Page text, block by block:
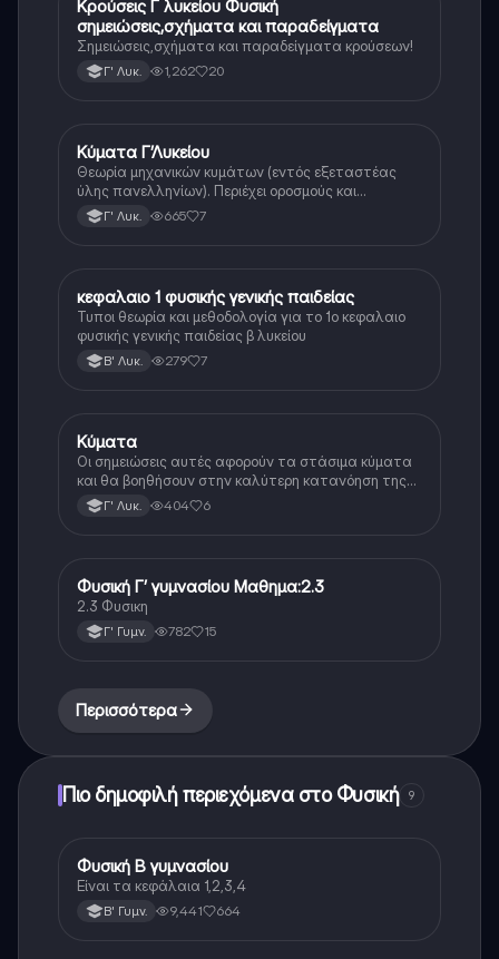
Φυσική (Θετ.)
Κρούσεις Γ λυκείου Φυσική
σημειώσεις,σχήματα και παραδείγματα
Σημειώσεις,σχήματα και παραδείγματα κρούσεων!
Γ' Λυκ. 1,262 20
Φυσική
Κύματα Γ’Λυκείου
Θεωρία μηχανικών κυμάτων (εντός εξεταστέας
ύλης πανελληνίων). Περιέχει οροσμούς και
αποδείξεις
Γ' Λυκ. 665 7
Φυσική
κεφαλαιο 1 φυσικής γενικής παιδείας
Τυποι θεωρία και μεθοδολογία για το 1ο κεφαλαιο
φυσικής γενικής παιδείας β λυκείου
Β' Λυκ. 279 7
Φυσική (Θετ.)
Κύματα
Οι σημειώσεις αυτές αφορούν τα στάσιμα κύματα
και θα βοηθήσουν στην καλύτερη κατανόηση της
θεωρίας 🌊
Γ' Λυκ. 404 6
Φυσική
Φυσική Γ’ γυμνασίου Μαθημα:2.3
2.3 Φυσικη
Γ' Γυμν. 782 15
Περισσότερα
Πιο δημοφιλή περιεχόμενα στο Φυσική 9
Φυσική
Φυσική Β γυμνασίου
Είναι τα κεφάλαια 1,2,3,4
Β' Γυμν. 9,441 664